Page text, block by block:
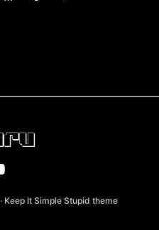
· Keep It Simple Stupid theme